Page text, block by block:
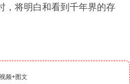
，将明白和看到千年界的存
频+图文